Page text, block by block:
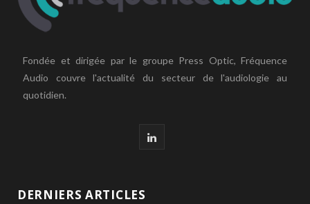
Fondée et dirigée par le groupe Press Optic, Fréquence
Audio couvre l'actualité du secteur de l'audiologie au
quotidien.
L
DERNIERS ARTICLES